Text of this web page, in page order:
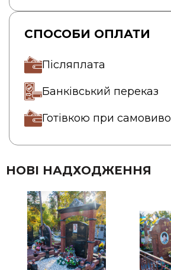
СПОСОБИ ОПЛАТИ
Післяплата
Банківський переказ
Готівкою при
НОВІ НАДХОДЖЕННЯ